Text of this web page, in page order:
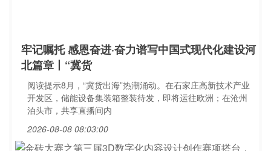
牢记嘱托 感恩奋进·奋力谱写中国式现代化建设河
北篇章丨“冀货
阅读提示8月，“冀货出海”热潮涌动。在石家庄高新技术产业
开发区，储能设备集装箱整装待发，即将运往欧洲；在沧州
泊头市，共享直播间内
2026-08-08 08:03:00